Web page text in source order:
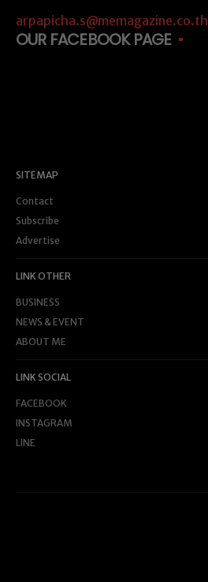
arpapicha.s@memagazine.co.th
OUR FACEBOOK PAGE
SITEMAP
Contact
Subscribe
Advertise
LINK OTHER
BUSINESS
NEWS & EVENT
ABOUT ME
LINK SOCIAL
FACEBOOK
INSTAGRAM
LINE